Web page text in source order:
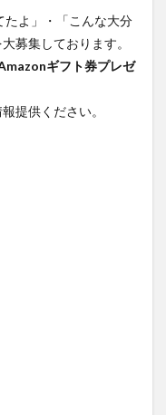
よ」・「こんな大分
募集しております。
ギフト券プレゼ
提供ください。